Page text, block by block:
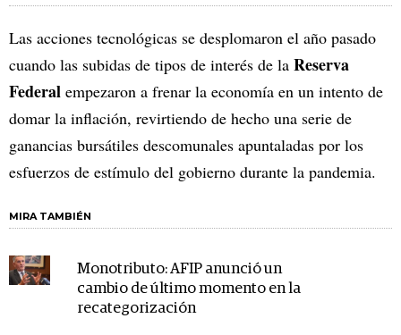
Las acciones tecnológicas se desplomaron el año pasado
cuando las subidas de tipos de interés de la Reserva
Federal empezaron a frenar la economía en un intento de
domar la inflación, revirtiendo de hecho una serie de
ganancias bursátiles descomunales apuntaladas por los
esfuerzos de estímulo del gobierno durante la pandemia.
MIRA TAMBIÉN
Monotributo: AFIP anunció un
cambio de último momento en la
recategorización